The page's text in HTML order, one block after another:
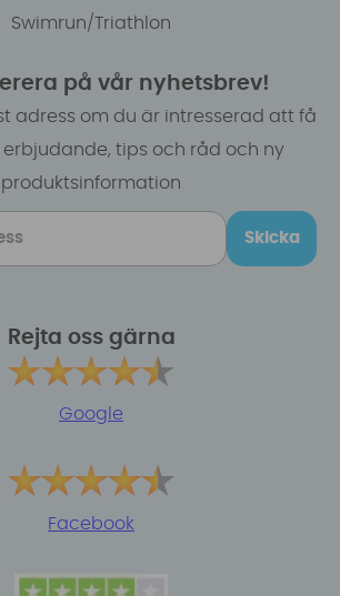
Swimrun/Triathlon
på vår nyhetsbrev!
adress om du är intresserad att få
tips och råd och ny
produktsinformation
Skicka
Rejta oss gärna
Google
Facebook